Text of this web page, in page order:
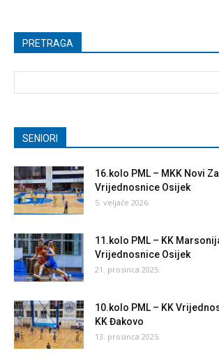
PRETRAGA
SENIORI
16.kolo PML – MKK Novi
Vrijednosnice Osijek
5. veljače 2026.
11.kolo PML – KK
Vrijednosnice Osijek
21. prosinca 2025.
10.kolo PML – KK
KK Đakovo
13. prosinca 2025.